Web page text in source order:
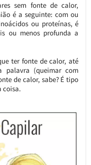
sem fonte de calor,
é a seguinte: com ou
ou proteínas, é
ou menos profunda a
ter fonte de calor, até
palavra (queimar com
de calor, sabe? É tipo
coisa.